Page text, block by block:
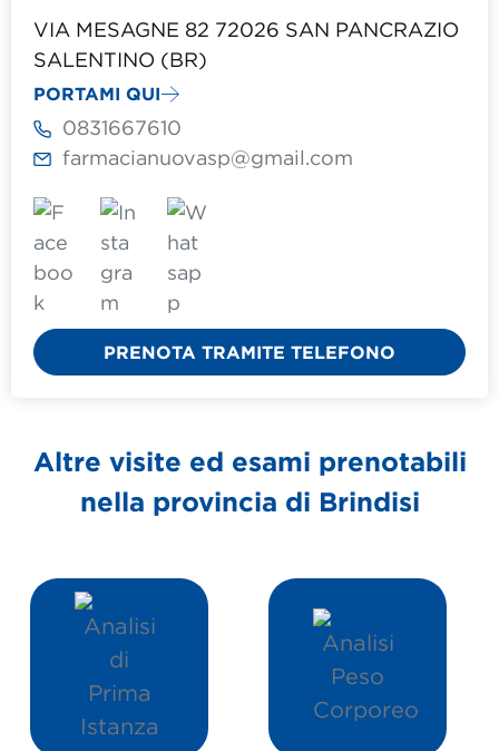
VIA MESAGNE 82 72026 SAN PANCRAZIO
SALENTINO (BR)
PORTAMI QUI
0831667610
farmacianuovasp@gmail.com
PRENOTA TRAMITE TELEFONO
Altre visite ed esami prenotabili
nella provincia di Brindisi